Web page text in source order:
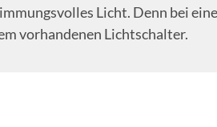
Licht. Denn bei
vorhandenen Lichtschalter.